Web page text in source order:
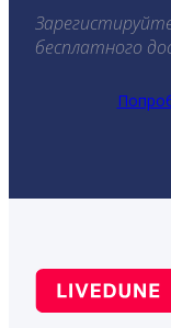
бесплатного